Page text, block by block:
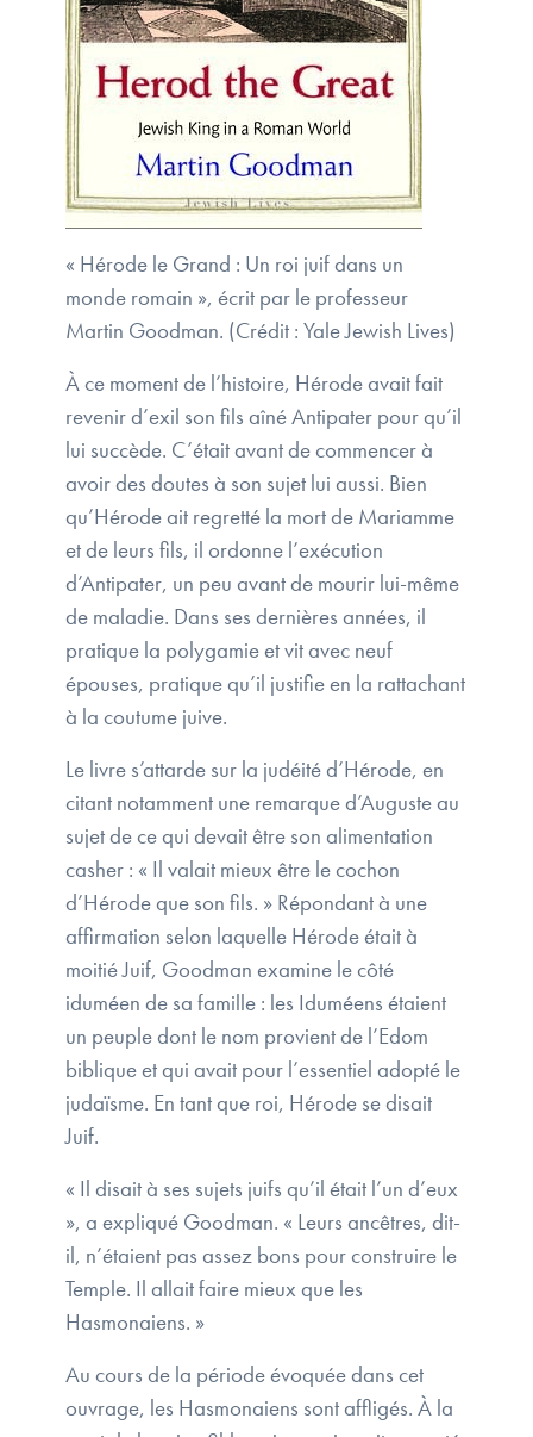
« Hérode le Grand : Un roi juif dans un
monde romain », écrit par le professeur
Martin Goodman. (Crédit : Yale Jewish Lives)
À ce moment de l’histoire, Hérode avait fait
revenir d’exil son fils aîné Antipater pour qu’il
lui succède. C’était avant de commencer à
avoir des doutes à son sujet lui aussi. Bien
qu’Hérode ait regretté la mort de Mariamme
et de leurs fils, il ordonne l’exécution
d’Antipater, un peu avant de mourir lui-même
de maladie. Dans ses dernières années, il
pratique la polygamie et vit avec neuf
épouses, pratique qu’il justifie en la rattachant
à la coutume juive.
Le livre s’attarde sur la judéité d’Hérode, en
citant notamment une remarque d’Auguste au
sujet de ce qui devait être son alimentation
casher : « Il valait mieux être le cochon
d’Hérode que son fils. » Répondant à une
affirmation selon laquelle Hérode était à
moitié Juif, Goodman examine le côté
iduméen de sa famille : les Iduméens étaient
un peuple dont le nom provient de l’Edom
biblique et qui avait pour l’essentiel adopté le
judaïsme. En tant que roi, Hérode se disait
Juif.
« Il disait à ses sujets juifs qu’il était l’un d’eux
», a expliqué Goodman. « Leurs ancêtres, dit-
il, n’étaient pas assez bons pour construire le
Temple. Il allait faire mieux que les
Hasmonaiens. »
Au cours de la période évoquée dans cet
ouvrage, les Hasmonaiens sont affligés. À la